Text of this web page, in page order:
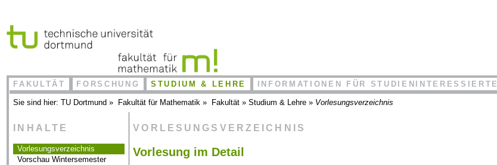
FAKULTÄT FORSCHUNG STUDIUM & LEHRE INFORMATIONEN FÜR STUDIENINTERESSIERTE
Sie sind hier:TU Dortmund » Fakultät für Mathematik » Fakultät »Studium & Lehre » Vorlesungsverzeichnis
INHALTE
Vorlesungsverzeichnis
Vorschau Wintersemester
VORLESUNGSVERZEICHNIS
Vorlesung im Detail